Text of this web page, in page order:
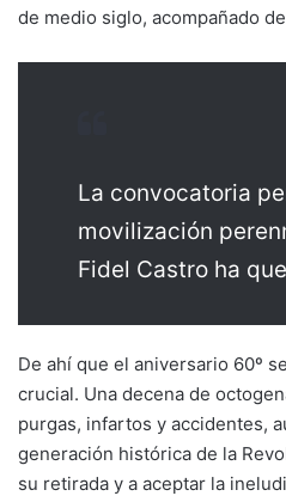
de medio siglo, acompañado
La convocatoria
movilización
Fidel Castro ha
De ahí que el aniversario 60º
crucial. Una decena de
purgas, infartos y accidentes,
generación histórica de la
su retirada y a aceptar la